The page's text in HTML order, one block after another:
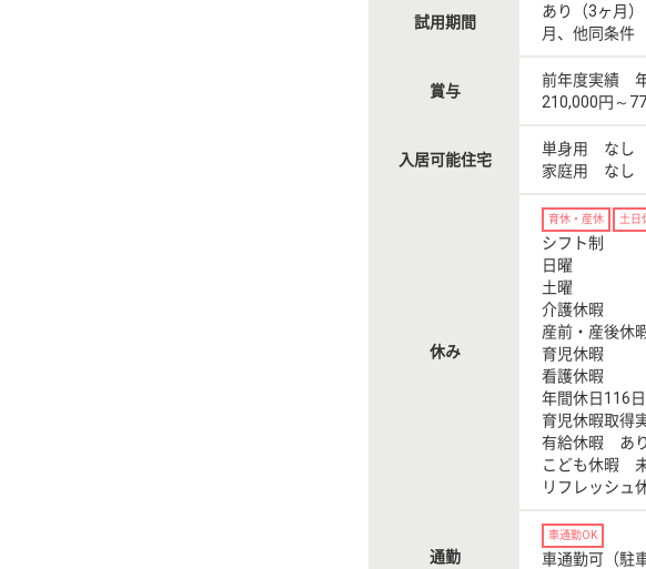
試用期間
あり（3ヶ月
月、他同条件
賞与
前年度実績
210,000円～
入居可能住宅
単身用 なし
家庭用 なし
休み
育休・産休 土日
シフト制
日曜
土曜
介護休暇
産前・産後休
育児休暇
看護休暇
年間休日116日
育児休暇取得
有給休暇 あ
こども休暇
リフレッシュ
通勤
車通勤OK
車通勤可（駐